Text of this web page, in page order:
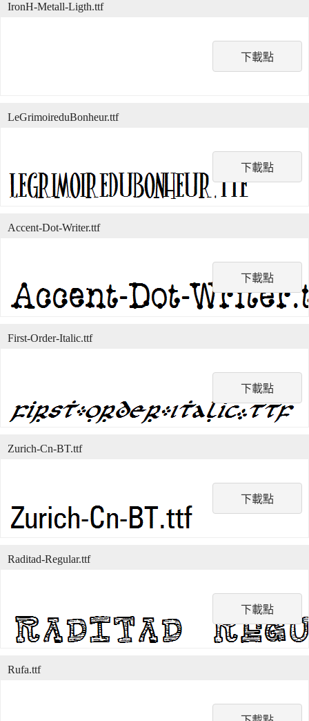
下載點
IronH-Metall-Ligth.ttf
下載點
LeGrimoireduBonheur.ttf
下載點
Accent-Dot-Writer.ttf
下載點
First-Order-Italic.ttf
下載點
Zurich-Cn-BT.ttf
下載點
Raditad-Regular.ttf
Rufa.ttf